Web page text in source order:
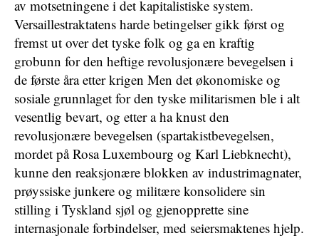
av motsetningene i det kapitalistiske system.
Versaillestraktatens harde betingelser gikk først og
fremst ut over det tyske folk og ga en kraftig
grobunn for den heftige revolusjonære bevegelsen i
de første åra etter krigen Men det økonomiske og
sosiale grunnlaget for den tyske militarismen ble i alt
vesentlig bevart, og etter a ha knust den
revolusjonære bevegelsen (spartakistbevegelsen,
mordet på Rosa Luxembourg og Karl Liebknecht),
kunne den reaksjonære blokken av industrimagnater,
prøyssiske junkere og militære konsolidere sin
stilling i Tyskland sjøl og gjenopprette sine
internasjonale forbindelser, med seiersmaktenes hjelp.